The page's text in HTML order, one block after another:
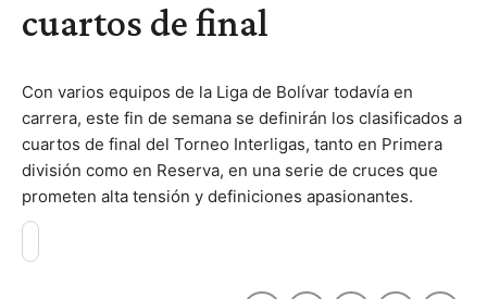
cuartos de final
Con varios equipos de la Liga de Bolívar todavía en
carrera, este fin de semana se definirán los clasificados a
cuartos de final del Torneo Interligas, tanto en Primera
división como en Reserva, en una serie de cruces que
prometen alta tensión y definiciones apasionantes.